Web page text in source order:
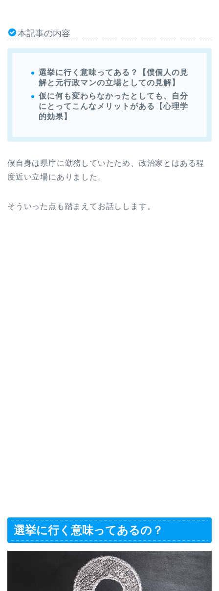
本記事の内容
選挙に行く意味ってある？【僕個人の見
解と元行政マンの立場としての見解】
仮に何も変わらなかったとしても、自分
にとってこんなメリットがある【心理学
的効果】
僕自身は県庁に勤務していたため、政治家とはある程
度近い立場にありました。
そういった点も踏まえてお話しします。
選挙に行く意味ってあるの？